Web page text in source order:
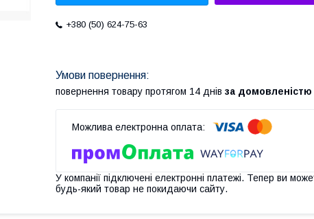
+380 (50) 624-75-63
повернення товару протягом 14 днів за домовленістю
У компанії підключені електронні платежі. Тепер ви
будь-який товар не покидаючи сайту.